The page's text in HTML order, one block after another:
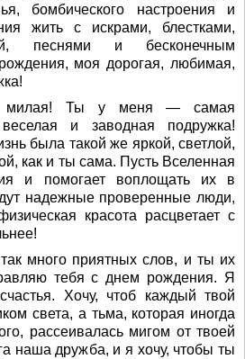
бомбического настроения и
жить с искрами, блестками,
песнями и бесконечным
моя дорогая, любимая,
милая! Ты у меня — самая
и заводная подружка!
была такой же яркой, светлой,
как и ты сама. Пусть Вселенная
и помогает воплощать их в
надежные проверенные люди,
красота расцветает с
много приятных слов, и ты их
тебя с днем рождения. Я
Хочу, чтоб каждый твой
света, а тьма, которая иногда
рассеивалась мигом от твоей
наша дружба, и я хочу, чтобы ты